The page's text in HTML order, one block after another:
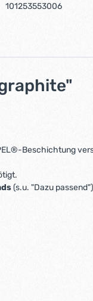
101253553006
Beschichtung
(s.u. "Dazu